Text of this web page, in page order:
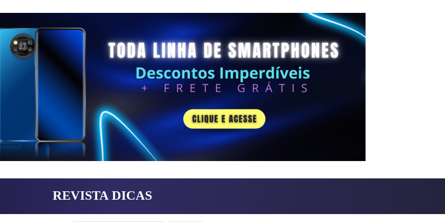
REVISTA DICAS